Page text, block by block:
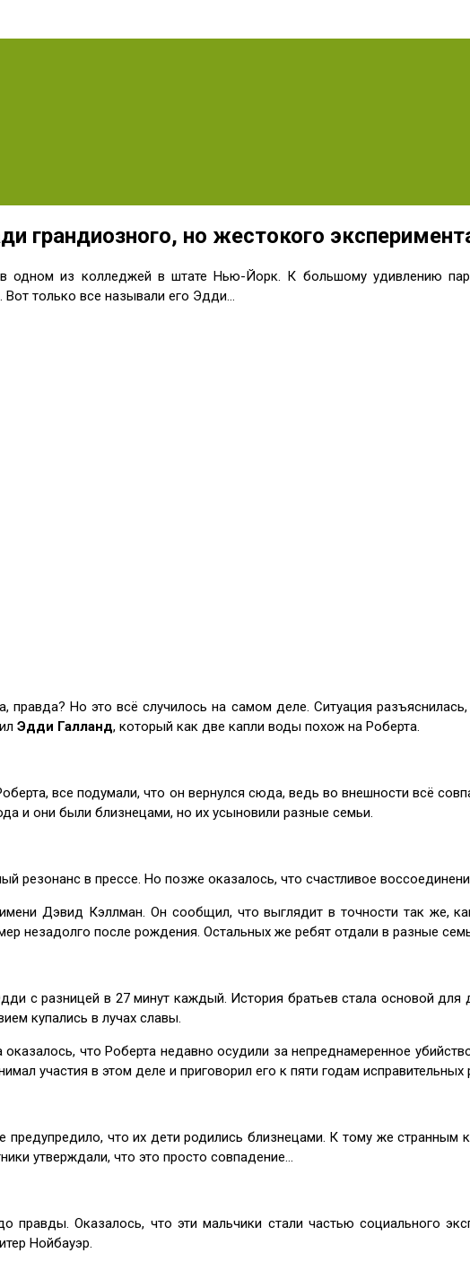
грандиозного, но жeстокого
в одном из колледжей в штате Нью-Йорк. К большому удивлению
только все называли его Эдди…
правда? Но это всё случилось на самом деле. Ситуация
Эдди Галланд, который как две капли воды похож на Роберта.
все подумали, что он вернулся сюда, ведь во внешности всё
и они были близнецами, но их усыновили разные семьи.
резонанс в прессе. Но позже оказалось, что счастливое
Дэвид Кэллман. Он сообщил, что выглядит в точности так же,
незадолго после рождения. Остальных же ребят отдали в разные
с разницей в 27 минут каждый. История братьев стала основой для
купались в лучах славы.
что Роберта недавно осудили за непреднамеренное
участия в этом деле и приговорил его к пяти годам
предупредило, что их дети родились близнецами. К тому же
утверждали, что это просто совпадение…
Оказалось, что эти мальчики стали частью социального
Нойбауэр.